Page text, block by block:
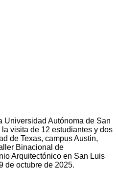
Universidad Autónoma de San
visita de 12 estudiantes y dos
de Texas, campus Austin,
Binacional de
Arquitectónico en San Luis
de octubre de 2025.